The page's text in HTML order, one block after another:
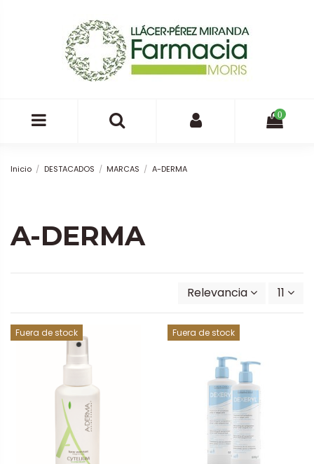
0
Inicio DESTACADOS MARCAS A-DERMA
A-DERMA
Relevancia 11
Fuera de stock Fuera de stock